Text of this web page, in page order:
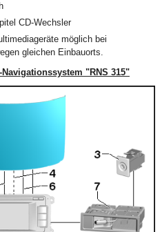
CD-Wechsler
möglich bei
gleichen Einbauorts.
"RNS 315"